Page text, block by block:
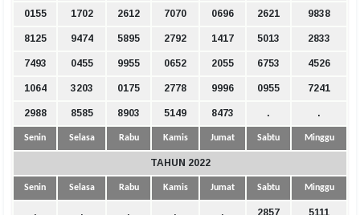
0155 1702 2612 7070 0696 2621 9838
8125 9474 5895 2792 1417 5013 2833
7493 0455 9955 0652 2055 6753 4526
1064 3203 0175 2778 9996 0955 7241
2988 8585 8903 5149 8473 . .
Senin Selasa Rabu Kamis Jumat Sabtu Minggu
TAHUN 2022
Senin Selasa Rabu Kamis Jumat Sabtu Minggu